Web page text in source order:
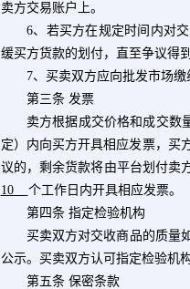
卖方交易账户上。
6、若买方在规定时间内对
缓买方货款的划付，直至争议得
7、买卖双方应向批发市场
第三条 发票
卖方根据成交价格和成交数
定）内向买方开具相应发票，买
议的，剩余货款将由平台划付卖
10 个工作日内开具相应发票。
第四条 指定检验机构
买卖双方对交收商品的质量如
公示。买卖双方认可指定检验机
第五条 保密条款